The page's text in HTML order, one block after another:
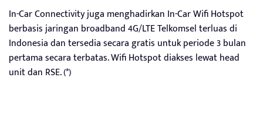
In-Car Connectivity juga menghadirkan In-Car Wifi Hotspot
berbasis jaringan broadband 4G/LTE Telkomsel terluas di
Indonesia dan tersedia secara gratis untuk periode 3 bulan
pertama secara terbatas. Wifi Hotspot diakses lewat head
unit dan RSE. (*)